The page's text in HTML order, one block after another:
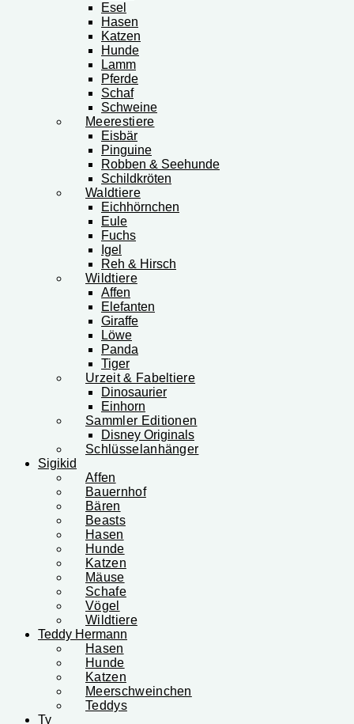
Esel
Hasen
Katzen
Hunde
Lamm
Pferde
Schaf
Schweine
Meerestiere
Eisbär
Pinguine
Robben & Seehunde
Schildkröten
Waldtiere
Eichhörnchen
Eule
Fuchs
Igel
Reh & Hirsch
Wildtiere
Affen
Elefanten
Giraffe
Löwe
Panda
Tiger
Urzeit & Fabeltiere
Dinosaurier
Einhorn
Sammler Editionen
Disney Originals
Schlüsselanhänger
Sigikid
Affen
Bauernhof
Bären
Beasts
Hasen
Hunde
Katzen
Mäuse
Schafe
Vögel
Wildtiere
Teddy Hermann
Hasen
Hunde
Katzen
Meerschweinchen
Teddys
Ty